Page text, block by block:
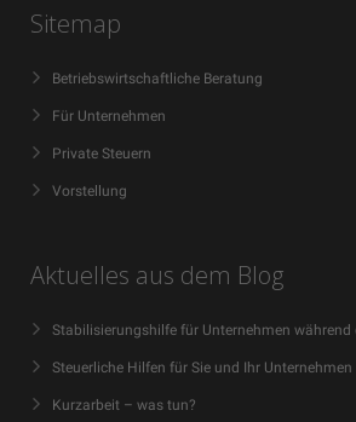
Sitemap
Betriebswirtschaftliche Beratung
Für Unternehmen
Private Steuern
Vorstellung
Aktuelles aus dem Blog
Stabilisierungshilfe für Unternehmen während
Steuerliche Hilfen für Sie und Ihr
Kurzarbeit – was tun?